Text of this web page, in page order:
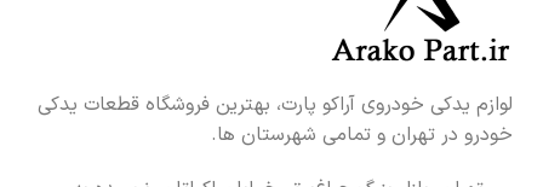
لوازم یدکی خودروی آراکو پارت، بهترین فروشگاه قطعات یدکی
خودرو در تهران و تمامی شهرستان ها.